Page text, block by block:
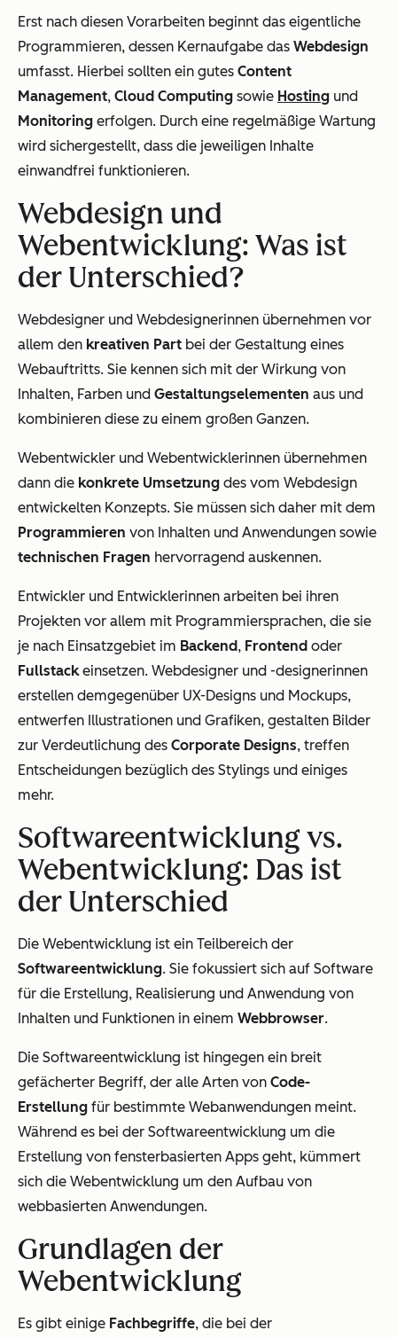
Erst nach diesen Vorarbeiten beginnt das eigentliche
Programmieren, dessen Kernaufgabe das Webdesign
umfasst. Hierbei sollten ein gutes Content
Management, Cloud Computing sowie Hosting und
Monitoring erfolgen. Durch eine regelmäßige Wartung
wird sichergestellt, dass die jeweiligen Inhalte
einwandfrei funktionieren.
Webdesign und
Webentwicklung: Was ist
der Unterschied?
Webdesigner und Webdesignerinnen übernehmen vor
allem den kreativen Part bei der Gestaltung eines
Webauftritts. Sie kennen sich mit der Wirkung von
Inhalten, Farben und Gestaltungselementen aus und
kombinieren diese zu einem großen Ganzen.
Webentwickler und Webentwicklerinnen übernehmen
dann die konkrete Umsetzung des vom Webdesign
entwickelten Konzepts. Sie müssen sich daher mit dem
Programmieren von Inhalten und Anwendungen sowie
technischen Fragen hervorragend auskennen.
Entwickler und Entwicklerinnen arbeiten bei ihren
Projekten vor allem mit Programmiersprachen, die sie
je nach Einsatzgebiet im Backend, Frontend oder
Fullstackeinsetzen. Webdesigner und -designerinnen
erstellen demgegenüber UX-Designs und Mockups,
entwerfen Illustrationen und Grafiken, gestalten Bilder
zur Verdeutlichung des Corporate Designs, treffen
Entscheidungen bezüglich des Stylings und einiges
mehr.
Softwareentwicklung vs.
Webentwicklung: Das ist
der Unterschied
Die Webentwicklung ist ein Teilbereich der
Softwareentwicklung. Sie fokussiert sich auf Software
für die Erstellung, Realisierung und Anwendung von
Inhalten und Funktionen in einem Webbrowser.
Die Softwareentwicklung ist hingegen ein breit
gefächerter Begriff, der alle Arten von Code-
Erstellung für bestimmte Webanwendungen meint.
Während es bei der Softwareentwicklung um die
Erstellung von fensterbasierten Apps geht, kümmert
sich die Webentwicklung um den Aufbau von
webbasierten Anwendungen.
Grundlagen der
Webentwicklung
Es gibt einige Fachbegriffe, die bei der